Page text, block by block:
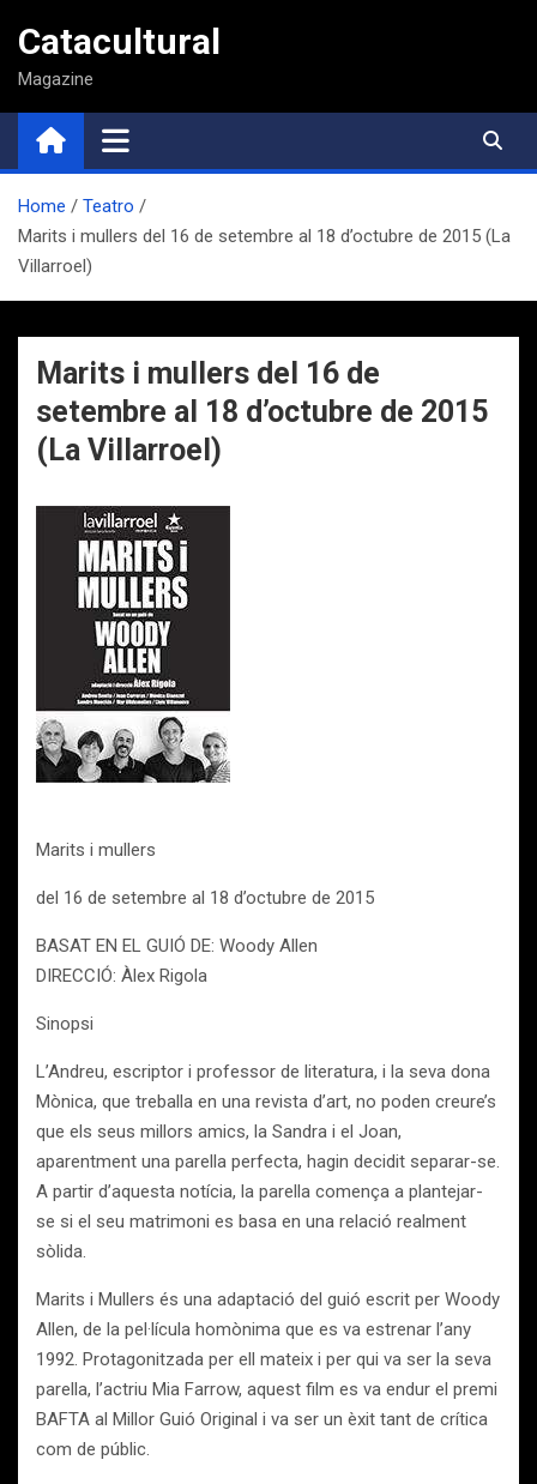
contenido
Catacultural
Magazine
Home
Teatro
Marits i mullers del 16 de setembre al 18 d’octubre de 2015 (La
Villarroel)
Marits i mullers del 16 de
setembre al 18 d’octubre de 2015
(La Villarroel)
Marits i mullers
del 16 de setembre al 18 d’octubre de 2015
BASAT EN EL GUIÓ DE: Woody Allen
DIRECCIÓ: Àlex Rigola
Sinopsi
L’Andreu, escriptor i professor de literatura, i la seva dona
Mònica, que treballa en una revista d’art, no poden creure’s
que els seus millors amics, la Sandra i el Joan,
aparentment una parella perfecta, hagin decidit separar-se.
A partir d’aquesta notícia, la parella comença a plantejar-
se si el seu matrimoni es basa en una relació realment
sòlida.
Marits i Mullers és una adaptació del guió escrit per Woody
Allen, de la pel·lícula homònima que es va estrenar l’any
1992. Protagonitzada per ell mateix i per qui va ser la seva
parella, l’actriu Mia Farrow, aquest film es va endur el premi
BAFTA al Millor Guió Original i va ser un èxit tant de crítica
com de públic.